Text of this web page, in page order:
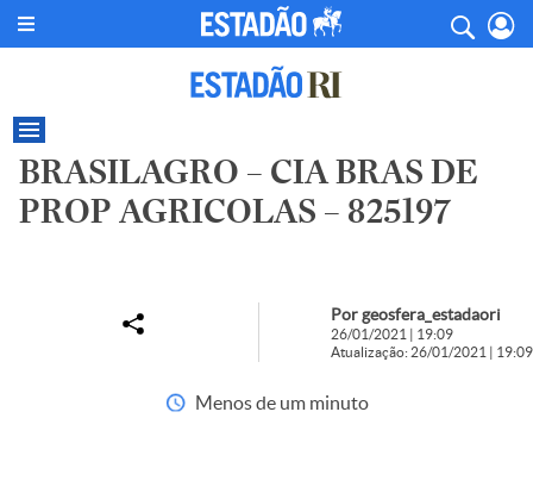
BRASILAGRO – CIA BRAS DE
PROP AGRICOLAS – 825197
Por geosfera_estadaori
26/01/2021 | 19:09
Atualização: 26/01/2021 | 19:09
Menos de um minuto